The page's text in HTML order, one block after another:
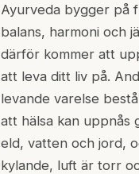
Ayurveda bygger på
balans, harmoni och
därför kommer att
att leva ditt liv på.
levande varelse
att hälsa kan uppnås
eld, vatten och jord,
kylande, luft är torr